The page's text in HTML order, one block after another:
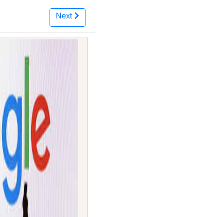
Next